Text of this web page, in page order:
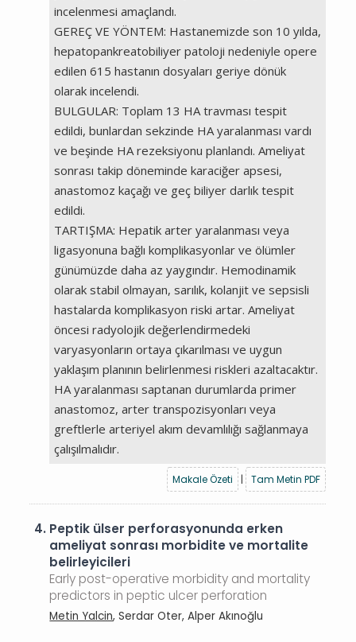
incelenmesi amaçlandı.
GEREÇ VE YÖNTEM: Hastanemizde son 10 yılda,
hepatopankreatobiliyer patoloji nedeniyle opere
edilen 615 hastanın dosyaları geriye dönük
olarak incelendi.
BULGULAR: Toplam 13 HA travması tespit
edildi, bunlardan sekzinde HA yaralanması vardı
ve beşinde HA rezeksiyonu planlandı. Ameliyat
sonrası takip döneminde karaciğer apsesi,
anastomoz kaçağı ve geç biliyer darlık tespit
edildi.
TARTIŞMA: Hepatik arter yaralanması veya
ligasyonuna bağlı komplikasyonlar ve ölümler
günümüzde daha az yaygındır. Hemodinamik
olarak stabil olmayan, sarılık, kolanjit ve sepsisli
hastalarda komplikasyon riski artar. Ameliyat
öncesi radyolojik değerlendirmedeki
varyasyonların ortaya çıkarılması ve uygun
yaklaşım planının belirlenmesi riskleri azaltacaktır.
HA yaralanması saptanan durumlarda primer
anastomoz, arter transpozisyonları veya
greftlerle arteriyel akım devamlılığı sağlanmaya
çalışılmalıdır.
Makale Özeti | Tam Metin PDF
4. Peptik ülser perforasyonunda erken
ameliyat sonrası morbidite ve mortalite
belirleyicileri
Early post-operative morbidity and mortality
predictors in peptic ulcer perforation
Metin Yalcin, Serdar Oter, Alper Akınoğlu